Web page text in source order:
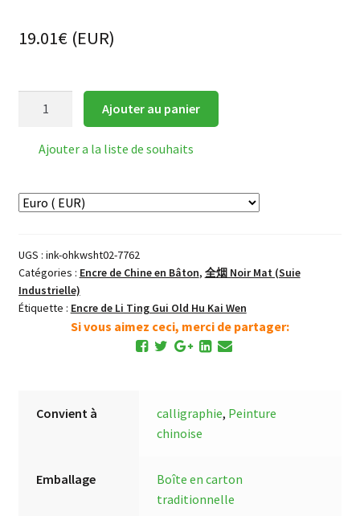
19.01€(EUR)
Pin
Bâton
d'Encre
(mat)
Ajouter au panier
Ajouter a la liste de souhaits
UGS : ink-ohkwsht02-7762
Catégories : Encre de Chine en Bâton, 全烟 Noir Mat (Suie
Industrielle)
Étiquette : Encre de Li Ting Gui Old Hu Kai Wen
Si vous aimez ceci, merci de partager:
Convient à calligraphie, Peinture
chinoise
Emballage
Boîte en carton
traditionnelle